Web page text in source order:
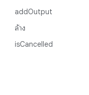
addOutput
ล้าง
isCancelled